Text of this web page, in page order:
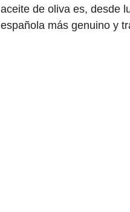
aceite de oliva es, desde
española más genuino y